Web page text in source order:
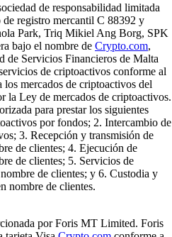
de responsabilidad limitada
registro mercantil C 88392 y
Park, Triq Mikiel Ang Borg, SPK
bajo el nombre de Crypto.com,
de Servicios Financieros de Malta
de criptoactivos conforme al
mercados de criptoactivos del
la Ley de mercados de criptoactivos.
para prestar los siguientes
por fondos; 2. Intercambio de
3. Recepción y transmisión de
de clientes; 4. Ejecución de
de clientes; 5. Servicios de
de clientes; y 6. Custodia y
nombre de clientes.
por Foris MT Limited. Foris